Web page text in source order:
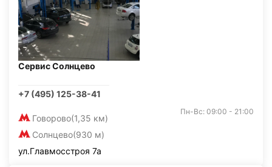
Сервис Солнцево
+7 (495) 125-38-41
Говорово(1,35 км)
Солнцево(930 м)
Пн-Вс: 09:00 - 21:00
ул.Главмосстроя 7а